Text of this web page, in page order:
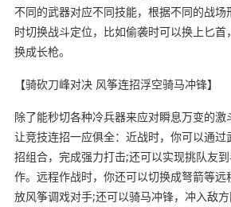
不同的武器对应不同技能，根据不同的战
时切换战斗定位，比如偷袭时可以换上匕首
换成长枪。
【骑砍刀峰对决 风筝连招浮空骑马冲锋】
除了能秒切各种冷兵器来应对瞬息万变的
让竞技连招一应俱全：近战时，你可以通
招组合，完成强力打击;还可以实现挑队友
作。远程作战时，你还可以切换成弩箭等远
放风筝调戏对手;还可以骑马冲锋，冲入敌